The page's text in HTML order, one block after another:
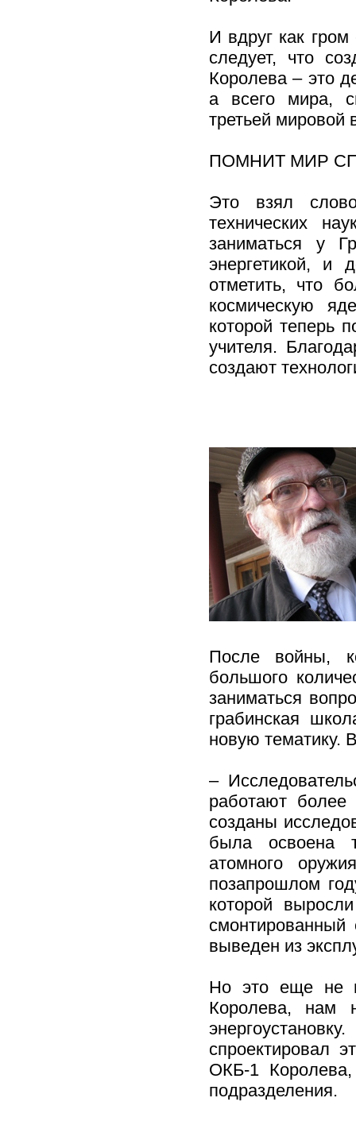
И вдруг как гром
следует, что
Королева – это
а всего мира,
третьей мировой
ПОМНИТ МИР
Это взял
технических
заниматься у
энергетикой, и
отметить, что
космическую
которой теперь
учителя.
создают
После войны,
большого
заниматься
грабинская
новую тематику.
–
работают
созданы
была освоена
атомного
позапрошлом
которой
выведен из
Но это еще не
Королева, нам
спроектировал
ОКБ-1
подразделения.